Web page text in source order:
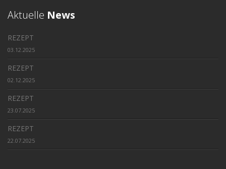
Aktuelle News
REZEPT
03.12.2025
REZEPT
02.12.2025
REZEPT
23.07.2025
REZEPT
22.07.2025